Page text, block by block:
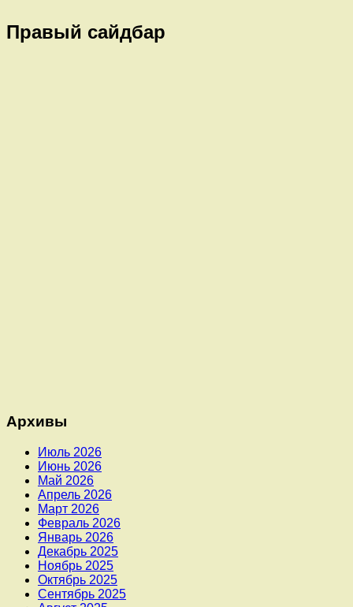
Правый сайдбар
Архивы
Июль 2026
Июнь 2026
Май 2026
Апрель 2026
Март 2026
Февраль 2026
Январь 2026
Декабрь 2025
Ноябрь 2025
Октябрь 2025
Сентябрь 2025